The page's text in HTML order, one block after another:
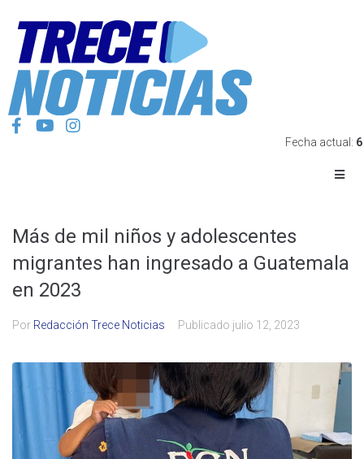
Fecha actual:
Más de mil niños y adolescentes
migrantes han ingresado a Guatemala
en 2023
Por Redacción Trece Noticias Publicado julio 12, 2023